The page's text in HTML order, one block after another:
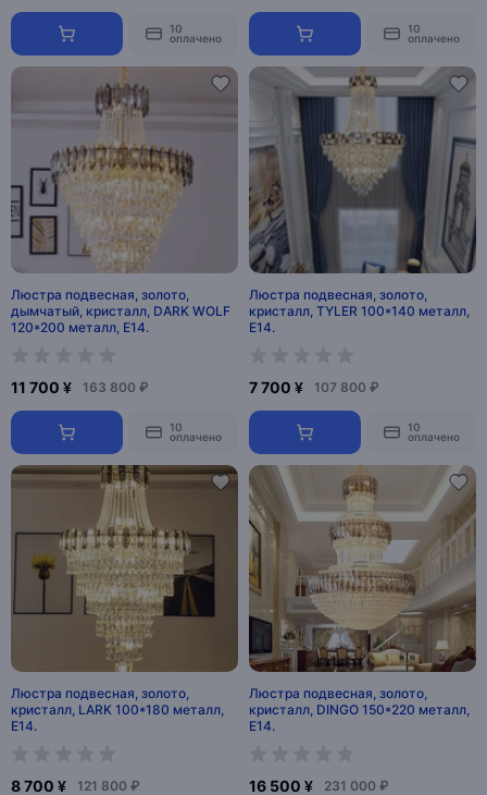
10
оплачено
10
оплачено
Люстра подвесная, золото,
дымчатый, кристалл, DARK WOLF
120*200 металл, E14.
11 700 ¥ 163 800 ₽
10
оплачено
Люстра подвесная, золото,
кристалл, TYLER 100*140 металл,
E14.
7 700 ¥ 107 800 ₽
10
оплачено
Люстра подвесная, золото,
кристалл, LARK 100*180 металл,
E14.
8 700 ¥ 121 800 ₽
Люстра подвесная, золото,
кристалл, DINGO 150*220 металл,
E14.
16 500 ¥ 231 000 ₽